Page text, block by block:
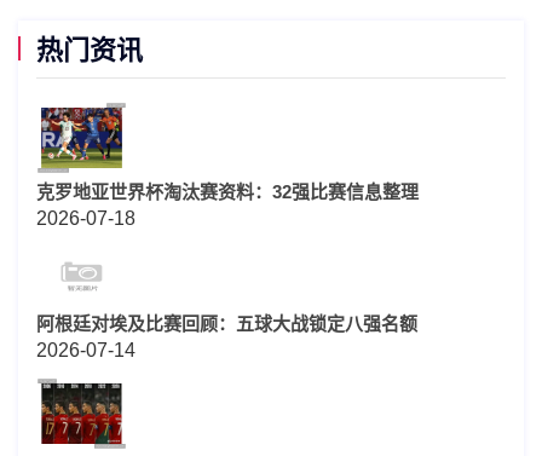
热门资讯
克罗地亚世界杯淘汰赛资料：32强比赛信息整理
2026-07-18
阿根廷对埃及比赛回顾：五球大战锁定八强名额
2026-07-14